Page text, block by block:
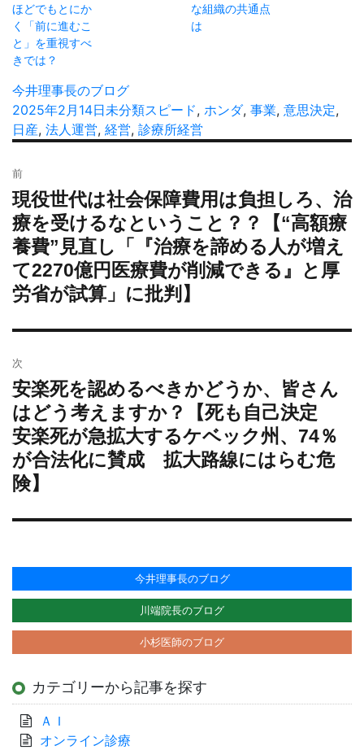
ほどでもとにか
く「前に進むこ
と」を重視すべ
きでは？
な組織の共通点
は
投
稿
者
今井理事長のブログ
投
稿
2025年2月14日カ
テ
ー
未分類タ
グ
スピード, ホンダ, 事業, 意思決定,
日産, 法人運営, 経営, 診療所経営
稿
ナ
ビ
ゲ
ー
シ
ン
前
過
去
の
投
稿:
現役世代は社会保障費用は負担しろ、治
療を受けるなということ？？【“高額療
養費”見直し「『治療を諦める人が増え
て2270億円医療費が削減できる』と厚
労省が試算」に批判】
次
次
の
投
稿:
安楽死を認めるべきかどうか、皆さん
はどう考えますか？【死も自己決定
安楽死が急拡大するケベック州、74％
が合法化に賛成 拡大路線にはらむ危
険】
今井理事長のブログ
川端院長のブログ
小杉医師のブログ
カテゴリーから記事を探す
ＡＩ
オンライン診療